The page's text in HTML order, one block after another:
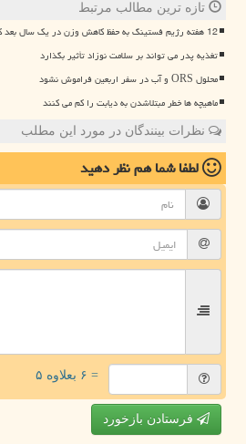
تازه ترین مطالب مرتبط
12 هفته رژیم فستینگ به حفظ کاهش وزن در یک سال بعد کمک نماید
تغذیه پدر می تواند بر سلامت نوزاد تأثیر بگذارد
محلول ORS و آب در سفر اربعین فراموش نشود
ماهیچه ها خطر مبتلاشدن به دیابت را کم می کنند
نظرات بینندگان در مورد این مطلب
لطفا شما همنظر دهید
= ۶ بعلاوه ۵
فرستادن بازخورد